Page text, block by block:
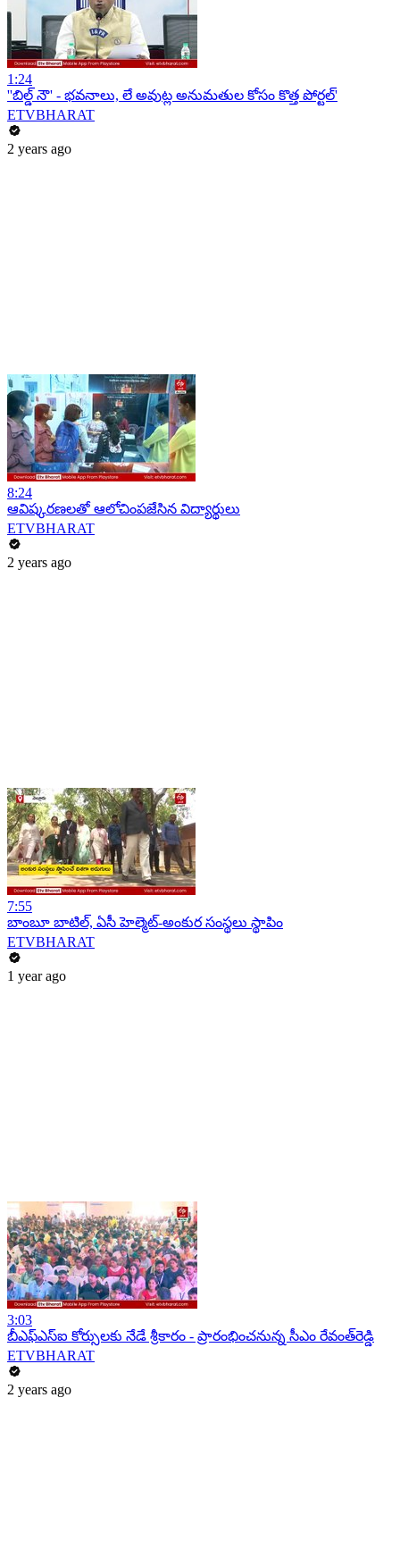
1:24
''బిల్డ్ నౌ' - భవనాలు, లే అవుట్ల అనుమతుల కోసం కొత్త పోర్టల్'
ETVBHARAT
2 years ago
8:24
ఆవిష్కరణలతో ఆలోచింపజేసిన విద్యార్థులు
ETVBHARAT
2 years ago
7:55
బాంబూ బాటిల్‌, ఏసీ హెల్మెట్‌-అంకుర సంస్థలు స్థాపిం
ETVBHARAT
1 year ago
3:03
బీఎఫ్‌ఎస్‌ఐ కోర్సులకు నేడే శ్రీకారం - ప్రారంభించనున్న సీఎం రేవంత్​రెడ్డి
ETVBHARAT
2 years ago